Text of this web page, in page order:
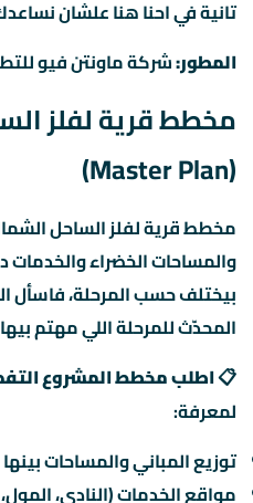
تانية في احنا هنا علشان
المطور:شركة ماونتن فيو
مخطط قرية لفلز
(Master Plan)
مخطط قرية لفلز الساحل
والمساحات الخضراء
بيختلف حسب المرحلة، فاسأل
المحدّث للمرحلة اللي مهتم بيها.
📋اطلب مخطط المشروع
لمعرفة:
توزيع المباني والمساحات بينها
مواقع الخدمات (النادي،